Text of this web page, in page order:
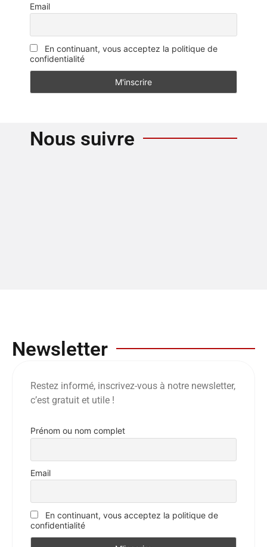
Email
En continuant, vous acceptez la politique de
confidentialité
Nous suivre
Newsletter
Restez informé, inscrivez-vous à notre newsletter,
c’est gratuit et utile !
Prénom ou nom complet
Email
En continuant, vous acceptez la politique de
confidentialité